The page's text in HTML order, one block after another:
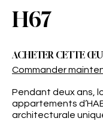
H67
ACHETER CETTE
Commander
Pendant deux ans,
appartements
architecturale